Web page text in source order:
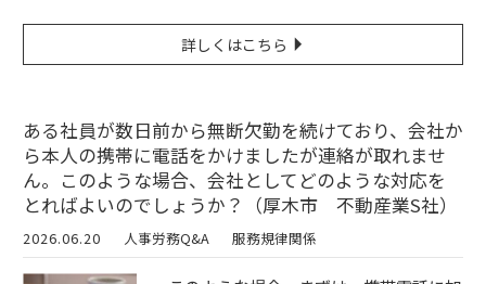
詳しくはこちら
ある社員が数日前から無断欠勤を続けており、会社か
ら本人の携帯に電話をかけましたが連絡が取れませ
ん。このような場合、会社としてどのような対応を
とればよいのでしょうか？（厚木市 不動産業S社）
2026.06.20 人事労務Q&A 服務規律関係